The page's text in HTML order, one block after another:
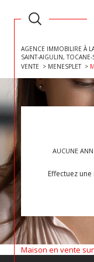
AGENCE IMMOBILIRE À
SAINT-AIGULIN, TOCANE-
VENTE
MENESPLET
AUCUNE
Effectuez
Maison en vente